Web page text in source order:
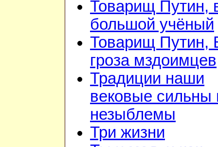
Товарищ Путин,
большой учёный
Товарищ Путин,
гроза мздоимцев
Традиции наши
вековые сильны
незыблемы
Три жизни